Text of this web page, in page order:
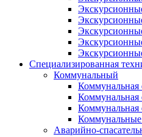
Специализированная
Коммунальный
Коммунальная
Коммунальная
Коммунальная
Коммунальные
Аварийно-